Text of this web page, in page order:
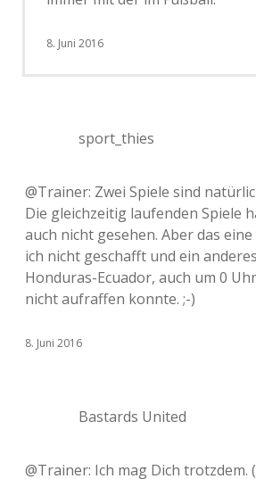
8. Juni 2016
sport_thies
@Trainer: Zwei Spiele sind
Die gleichzeitig laufenden Spiele
auch nicht gesehen. Aber das
ich nicht geschafft und ein
Honduras-Ecuador, auch um 0
nicht aufraffen konnte. ;-)
8. Juni 2016
Bastards United
@Trainer: Ich mag Dich trotzdem.